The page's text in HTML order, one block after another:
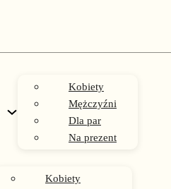
Kobiety
Mężczyźni
Dla par
Na prezent
Kobiety